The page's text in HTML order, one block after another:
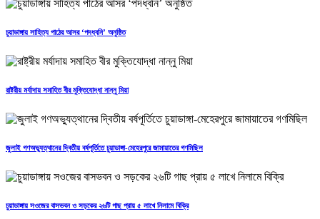
চুয়াডাঙ্গায় সাহিত্য পাঠের আসর ‘পদধ্বনি’ অনুষ্ঠিত
রাষ্ট্রীয় মর্যাদায় সমাহিত বীর মুক্তিযোদ্ধা নান্নু মিয়া
জুলাই গণঅভ্যুত্থানের দ্বিতীয় বর্ষপূর্তিতে চুয়াডাঙ্গা-মেহেরপুরে জামায়াতের গণমিছিল
চুয়াডাঙ্গায় সওজের বাসভবন ও সড়কের ২৬টি গাছ প্রায় ৫ লাখে নিলামে বিক্রি